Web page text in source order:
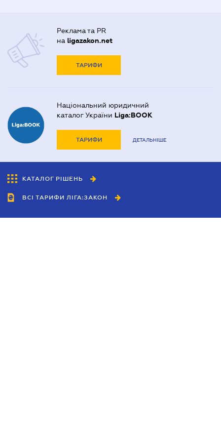
Реклама та PR
на ligazakon.net
ТАРИФИ
Національний юридичний
каталог України Liga:BOOK
ТАРИФИ ДЕТАЛЬНІШЕ
КАТАЛОГ РІШЕНЬ
ВСІ ТАРИФИ ЛІГА:ЗАКОН